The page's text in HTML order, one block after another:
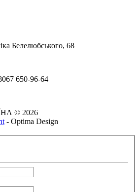
Белелюбського, 68
650-96-64
© 2026
- Optima Design